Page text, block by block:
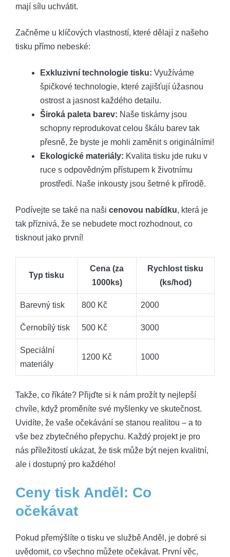
mají sílu uchvátit.
Začněme u klíčových vlastností, které dělají z našeho
tisku přímo nebeské:
Exkluzivní technologie tisku: Využíváme
špičkové technologie, které zajišťují úžasnou
ostrost a jasnost každého detailu.
Široká paleta barev: Naše tiskárny jsou
schopny reprodukovat celou škálu barev tak
přesně, že byste je mohli zaměnit s originálními!
Ekologické materiály: Kvalita tisku jde ruku v
ruce s odpovědným přístupem k životnímu
prostředí. Naše inkousty jsou šetrné k přírodě.
Podívejte se také na naši cenovou nabídku, která je
tak příznivá, že se nebudete moct rozhodnout, co
tisknout jako první!
Typ tisku
Cena (za
1000ks)
Rychlost tisku
(ks/hod)
Barevný tisk 800 Kč 2000
Černobílý tisk 500 Kč 3000
Speciální
materiály
1200 Kč 1000
Takže, co říkáte? Přijďte si k nám prožít ty nejlepší
chvíle, když proměníte své myšlenky ve skutečnost.
Uvidíte, že vaše očekávání se stanou realitou – a to
vše bez zbytečného přepychu. Každý projekt je pro
nás příležitostí ukázat, že tisk může být nejen kvalitní,
ale i dostupný pro každého!
Ceny tisk Anděl: Co
očekávat
Pokud přemýšlíte o tisku ve službě Anděl, je dobré si
uvědomit, co všechno můžete očekávat. První věc,